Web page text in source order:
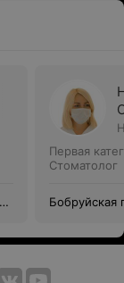
Первая
Стоматолог
Бобруйская